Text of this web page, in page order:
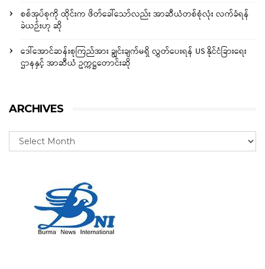
စစ်အုပ်စုကို ထိုင်းက ဖိတ်ခေါ်သော်လည်း အာဆီယံတစ်စုံလုံး လက်ခံရန်
ခဲယဉ်းဟု ဆို
ဒေါ်အောင်ဆန်းစုကြည်အား ချွင်းချက်မရှိ လွှတ်ပေးရန် US နိုင်ငံခြားရေး
ဌာနနှင့် အာဆီယံ ဥက္ကဋ္ဌတောင်းဆို
ARCHIVES